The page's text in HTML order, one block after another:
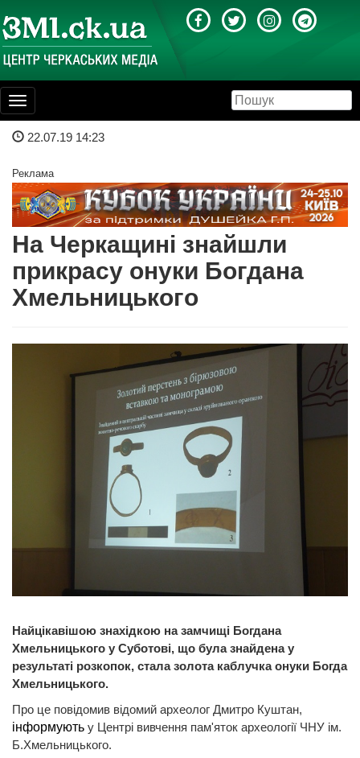
Toggle
navigation
22.07.19 14:23
Реклама
На Черкащині знайшли
прикрасу онуки Богдана
Хмельницького
Найцікавішою знахідкою на замчищі Богдана
Хмельницького у Суботові, що була знайдена у
результаті розкопок, стала золота каблучка онуки Богда
Хмельницького.
Про це повідомив відомий археолог Дмитро Куштан,
інформують у Центрі вивчення пам'яток археології ЧНУ ім.
Б.Хмельницького.